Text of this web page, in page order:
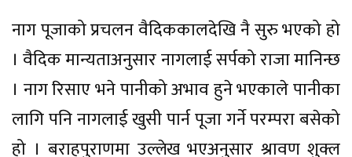
नाग पूजाको प्रचलन वैदिककालदेखि नै सुरु भएको हो
। वैदिक मान्यताअनुसार नागलाई सर्पको राजा मानिन्छ
। नाग रिसाए भने पानीको अभाव हुने भएकाले पानीका
लागि पनि नागलाई खुसी पार्न पूजा गर्ने परम्परा बसेको
हो । बराहपुराणमा उल्लेख भएअनुसार श्रावण शुक्ल